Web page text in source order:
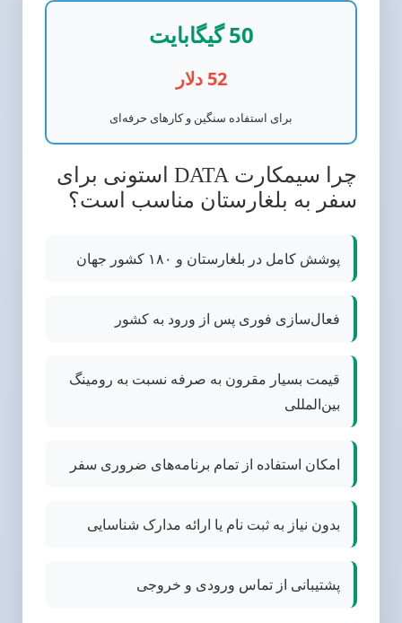
50 گیگابایت
52 دلار
برای استفاده سنگین و کارهای حرفه‌ای
چرا سیمکارت DATA استونی برای
سفر به بلغارستان مناسب است؟
پوشش کامل در بلغارستان و ۱۸۰ کشور جهان
فعال‌سازی فوری پس از ورود به کشور
قیمت بسیار مقرون به صرفه نسبت به رومینگ
بین‌المللی
امکان استفاده از تمام برنامه‌های ضروری سفر
بدون نیاز به ثبت نام یا ارائه مدارک شناسایی
پشتیبانی از تماس ورودی و خروجی